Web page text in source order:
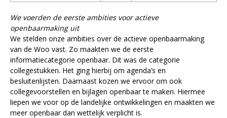
We voerden de eerste ambities voor actieve
openbaarmaking uit
We stelden onze ambities over de actieve openbaarmaking
van de Woo vast. Zo maakten we de eerste
informatiecategorie openbaar. Dit was de categorie
collegestukken. Het ging hierbij om agenda’s en
besluitenlijsten. Daarnaast kozen we ervoor om ook
collegevoorstellen en bijlagen openbaar te maken. Hiermee
liepen we voor op de landelijke ontwikkelingen en maakten we
meer openbaar dan wettelijk verplicht is.